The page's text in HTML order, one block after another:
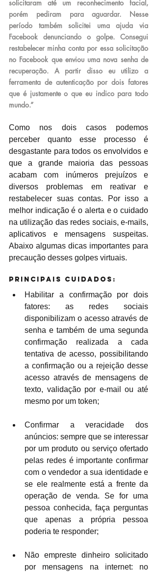
solicitaram até um reconhecimento facial,
porém pediram para aguardar. Nesse
período também solicitei uma ajuda via
Facebook denunciando o golpe. Consegui
restabelecer minha conta por essa solicitação
no Facebook que enviou uma nova senha de
recuperação. A partir disso eu utilizo a
ferramenta de autenticação por dois fatores
que é justamente o que eu indico para todo
mundo.”
Como nos dois casos podemos
perceber quanto esse processo é
desgastante para todos os envolvidos e
que a grande maioria das pessoas
acabam com inúmeros prejuízos e
diversos problemas em reativar e
restabelecer suas contas. Por isso a
melhor indicação é o alerta e o cuidado
na utilização das redes sociais, e-mails,
aplicativos e mensagens suspeitas.
Abaixo algumas dicas importantes para
precaução desses golpes virtuais.
Principais Cuidados:
Habilitar a confirmação por dois
fatores: as redes sociais
disponibilizam o acesso através de
senha e também de uma segunda
confirmação realizada a cada
tentativa de acesso, possibilitando
a confirmação ou a rejeição desse
acesso através de mensagens de
texto, validação por e-mail ou até
mesmo por um token;
Confirmar a veracidade dos
anúncios: sempre que se interessar
por um produto ou serviço ofertado
pelas redes é importante confirmar
com o vendedor a sua identidade e
se ele realmente está a frente da
operação de venda. Se for uma
pessoa conhecida, faça perguntas
que apenas a própria pessoa
poderia te responder;
Não empreste dinheiro solicitado
por mensagens na internet: no